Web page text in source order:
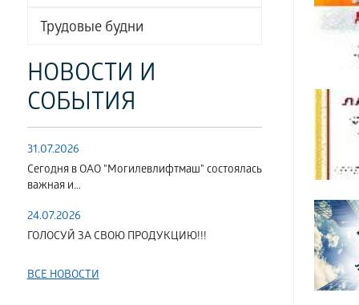
Трудовые будни
НОВОСТИ И
СОБЫТИЯ
31.07.2026
Сегодня в ОАО "Могилевлифтмаш" состоялась
важная и...
24.07.2026
ГОЛОСУЙ ЗА СВОЮ ПРОДУКЦИЮ!!!
ВСЕ НОВОСТИ